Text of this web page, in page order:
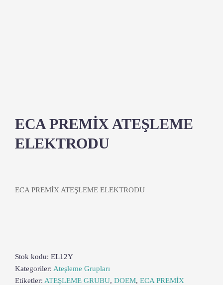
ECA PREMİX ATEŞLEME
ELEKTRODU
ECA PREMİX ATEŞLEME ELEKTRODU
Stok kodu: EL12Y
Kategoriler: Ateşleme Grupları
Etiketler: ATEŞLEME GRUBU, DOEM, ECA PREMİX